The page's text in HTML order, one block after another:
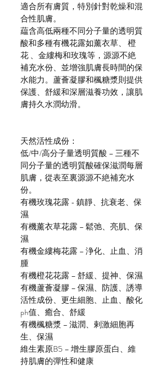
適合所有膚質，特別針對乾燥和混
合性肌膚。
藴含高低兩種不同分子量的透明質
酸和多種有機花露如薰衣草、 橙
花 、金縷梅和玫瑰等，源源不絶
補充水份、並增強肌膚長時間的保
水能力。蘆薈凝膠和楓糖漿則提供
保護、舒緩和深層滋養功效，讓肌
膚持久水潤幼滑。
天然活性成份：
低/中/高分子量透明質酸 – 三種不
同分子量的透明質酸確保滋潤每層
肌膚，從表至裏源源不絶補充水
份。
有機玫瑰花露 - 鎮靜、抗衰老、保
濕
有機薰衣草花露 – 鬆弛、亮肌、保
濕
有機金縷梅花露 – 浄化、止血、消
腫
有機橙花花露 – 舒緩、提神、保濕
有機蘆薈凝膠 – 保濕、防護、誘導
活性成份、更生細胞、止血、酸化
ph值、癒合、舒緩
有機楓糖漿 – 滋潤、剌激細胞再
生、保濕
維生素原B5 – 增生膠原蛋白、維
持肌膚的彈性和健康